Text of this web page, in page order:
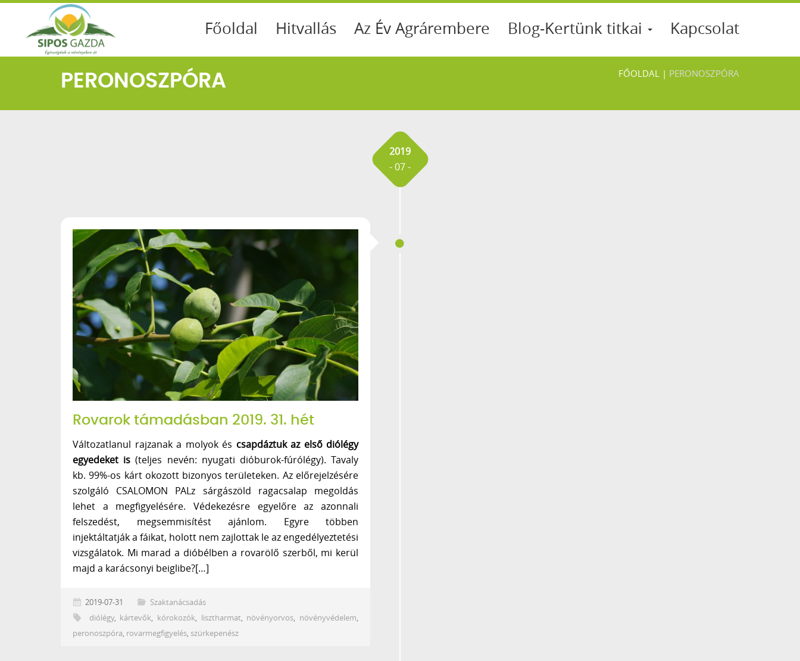
Főoldal Hitvallás Az Év Agrárembere Blog-Kertünk titkai Kapcsolat
PERONOSZPÓRA FŐOLDAL | PERONOSZPÓRA
2019
- 07 -
Rovarok támadásban 2019. 31. hét
Változatlanul rajzanak a molyok és csapdáztuk az első diólégy
egyedeket is (teljes nevén: nyugati dióburok-fúrólégy). Tavaly
kb. 99%-os kárt okozott bizonyos területeken. Az előrejelzésére
szolgáló CSALOMON PALz sárgászöld ragacsalap megoldás
lehet a megfigyelésére. Védekezésre egyelőre az azonnali
felszedést, megsemmisítést ajánlom. Egyre többen
injektáltatják a fáikat, holott nem zajlottak le az engedélyeztetési
vizsgálatok. Mi marad a dióbélben a rovarölő szerből, mi kerül
majd a karácsonyi beiglibe?[…]
2019-07-31
Szaktanácsadás
diólégy, kártevők, kórokozók, lisztharmat, növényorvos, növényvédelem,
peronoszpóra, rovarmegfigyelés, szürkepenész